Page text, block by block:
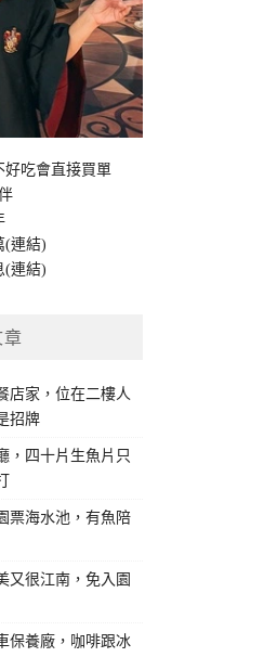
吃會直接買單
(連結)
(連結)
章
店家，位在二樓人
招牌
，四十片生魚片只
票海水池，有魚陪
又很江南，免入園
保養廠，咖啡跟冰